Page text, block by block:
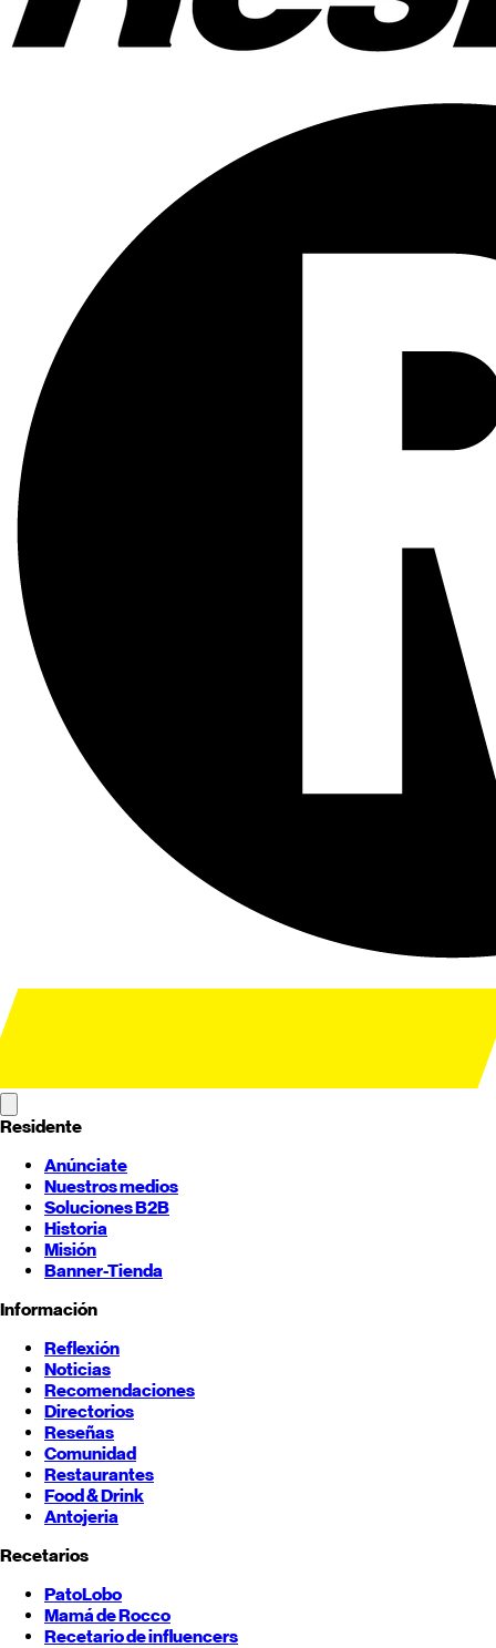
Residente
Anúnciate
Nuestros medios
Soluciones B2B
Historia
Misión
Banner-Tienda
Información
Reflexión
Noticias
Recomendaciones
Directorios
Reseñas
Comunidad
Restaurantes
Food & Drink
Antojeria
Recetarios
PatoLobo
Mamá de Rocco
Recetario de influencers